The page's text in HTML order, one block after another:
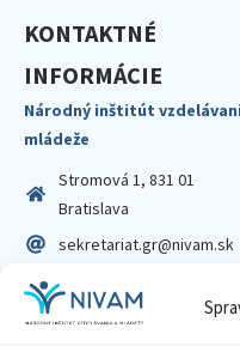
KONTAKTNÉ
INFORMÁCIE
Národný inštitút
mládeže
Stromová 1, 831 01
Bratislava
sekretariat.gr@nivam.sk
IČO: 00164348
DIČ: 2020798714